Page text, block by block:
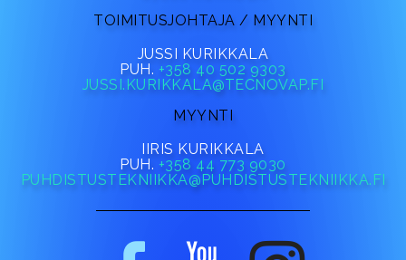
TOIMITUSJOHTAJA / MYYNTI
JUSSI KURIKKALA
PUH. +358 40 502 9303
JUSSI.KURIKKALA@TECNOVAP.FI
MYYNTI
IIRIS KURIKKALA
PUH. +358 44 773 9030
PUHDISTUSTEKNIIKKA@PUHDISTUSTEKNIIKKA.FI